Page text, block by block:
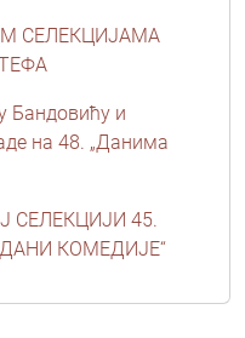
СЕЛЕКЦИЈАМА
Бандовићу и
на 48. „Данима
СЕЛЕКЦИЈИ 45.
КОМЕДИЈЕ“